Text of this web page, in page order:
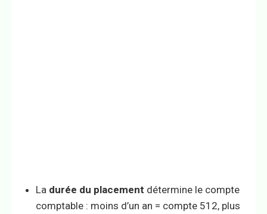
La durée du placement détermine le compte
comptable : moins d’un an = compte 512, plus